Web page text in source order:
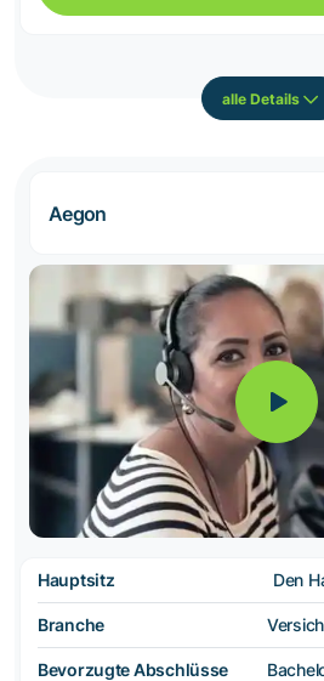
alle Details
Aegon
Hauptsitz Den
Branche
Bevorzugte Abschlüsse